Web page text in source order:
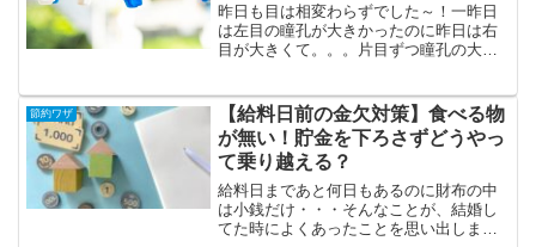
昨日も目は相変わらずでした～！一昨日
は左目の瞳孔が大きかったのに昨日は右
目が大きくて。。。片目ずつ瞳孔の大き
毎日していますが1日おきでもいいんじゃ
ない？とたまに思うこと...
節約ワザ
【給料日前の金欠対策】食べる物
が無い！貯金を下ろさずどうやっ
て乗り越える？
給料日まであと何日もあるのに財布の中
は小銭だけ・・・そんなことが、結婚し
てた時によくあったことを思い出しまし